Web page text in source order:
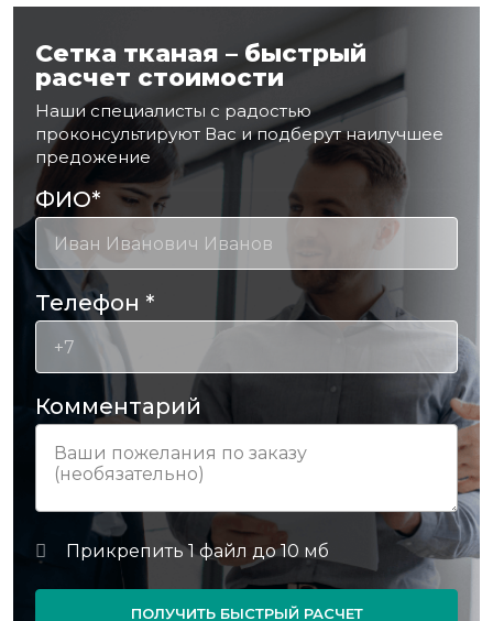
Сетка тканая – быстрый
расчет стоимости
Наши специалисты с радостью
проконсультируют Вас и подберут наилучшее
предожение
ФИО*
Телефон *
Комментарий
ПОЛУЧИТЬ БЫСТРЫЙ РАСЧЕТ